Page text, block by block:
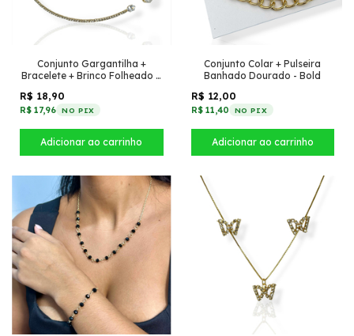
Conjunto Gargantilha +
Bracelete + Brinco Folheado a
R$ 18,90
R$ 17,96 NO PIX
Conjunto Colar + Pulseira
Banhado Dourado - Bold
R$ 12,00
R$ 11,40 NO PIX